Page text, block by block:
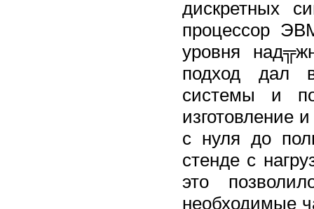
дискретных
процессор
уровня
подход дал
системы и
изготовление
с нуля до
стенде с
это
необходимые